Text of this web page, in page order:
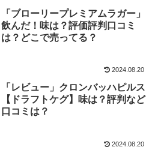
「ブローリープレミアムラガー」
飲んだ！味は？評価評判口コミ
は？どこで売ってる？
2024.08.20
「レビュー」クロンバッハピルス
【ドラフトケグ】味は？評判など
口コミは？
2024.08.20